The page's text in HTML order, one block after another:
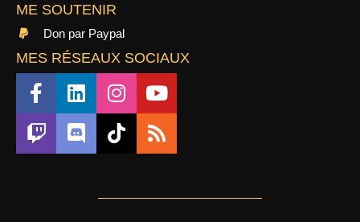
ME SOUTENIR
Don par Paypal
MES RÉSEAUX SOCIAUX